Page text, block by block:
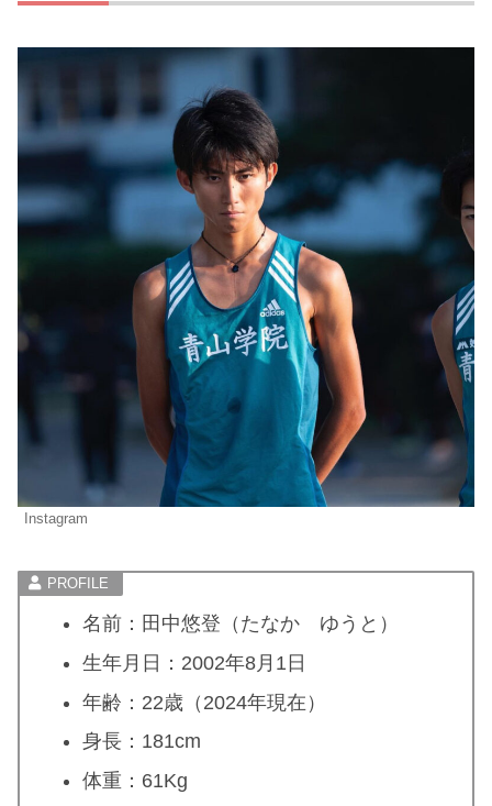
Instagram
名前：田中悠登（たなか ゆうと）
生年月日：2002年8月1日
年齢：22歳（2024年現在）
身長：181cm
体重：61Kg